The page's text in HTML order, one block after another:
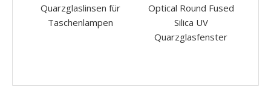
Quarzglaslinsen für
Taschenlampen
Optical Round Fused
Quarzglasfenster